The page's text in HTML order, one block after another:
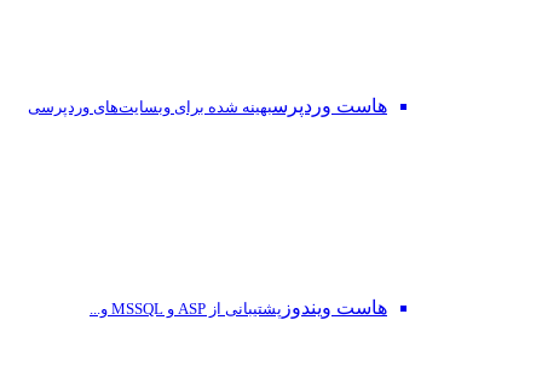
هاست وردپرسبهینه شده برای وبسایت‌های وردپرسی
هاست ویندوز پشتیبانی از ASP و MSSQL و...